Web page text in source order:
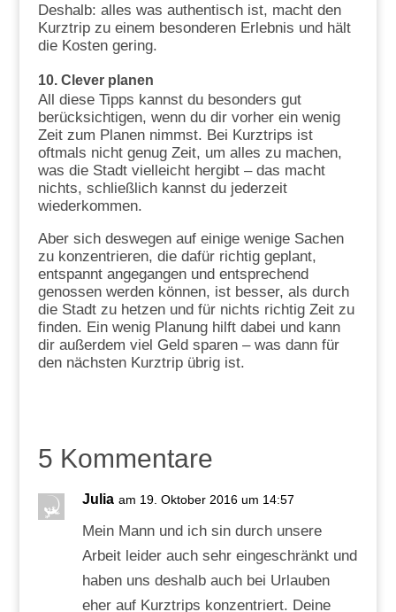
Deshalb: alles was authentisch ist, macht den
Kurztrip zu einem besonderen Erlebnis und hält
die Kosten gering.
10. Clever planen
All diese Tipps kannst du besonders gut
berücksichtigen, wenn du dir vorher ein wenig
Zeit zum Planen nimmst. Bei Kurztrips ist
oftmals nicht genug Zeit, um alles zu machen,
was die Stadt vielleicht hergibt – das macht
nichts, schließlich kannst du jederzeit
wiederkommen.
Aber sich deswegen auf einige wenige Sachen
zu konzentrieren, die dafür richtig geplant,
entspannt angegangen und entsprechend
genossen werden können, ist besser, als durch
die Stadt zu hetzen und für nichts richtig Zeit zu
finden. Ein wenig Planung hilft dabei und kann
dir außerdem viel Geld sparen – was dann für
den nächsten Kurztrip übrig ist.
5 Kommentare
Julia am 19. Oktober 2016 um 14:57
Mein Mann und ich sin durch unsere
Arbeit leider auch sehr eingeschränkt und
haben uns deshalb auch bei Urlauben
eher auf Kurztrips konzentriert. Deine